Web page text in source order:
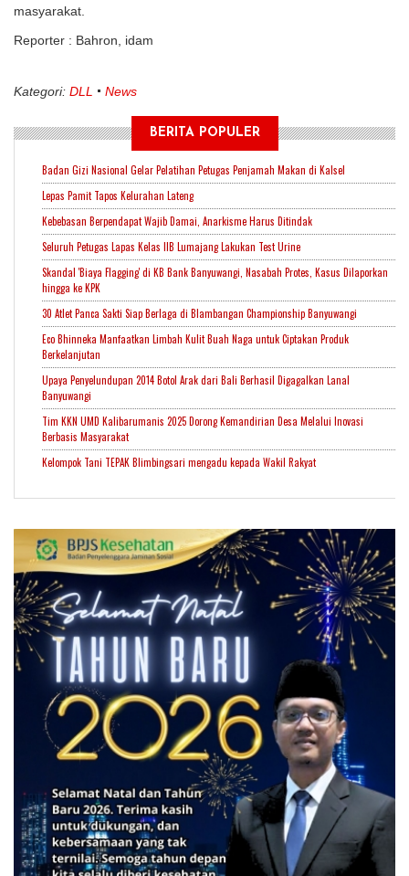
masyarakat.
Reporter : Bahron, idam
Kategori: DLL News
BERITA POPULER
Badan Gizi Nasional Gelar Pelatihan Petugas Penjamah Makan di Kalsel
Lepas Pamit Tapos Kelurahan Lateng
Kebebasan Berpendapat Wajib Damai, Anarkisme Harus Ditindak
Seluruh Petugas Lapas Kelas IIB Lumajang Lakukan Test Urine
Skandal 'Biaya Flagging' di KB Bank Banyuwangi, Nasabah Protes, Kasus Dilaporkan
hingga ke KPK
30 Atlet Panca Sakti Siap Berlaga di Blambangan Championship Banyuwangi
Eco Bhinneka Manfaatkan Limbah Kulit Buah Naga untuk Ciptakan Produk
Berkelanjutan
Upaya Penyelundupan 2014 Botol Arak dari Bali Berhasil Digagalkan Lanal
Banyuwangi
Tim KKN UMD Kalibarumanis 2025 Dorong Kemandirian Desa Melalui Inovasi
Berbasis Masyarakat
Kelompok Tani TEPAK Blimbingsari mengadu kepada Wakil Rakyat